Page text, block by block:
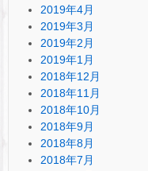
2019年4月
2019年3月
2019年2月
2019年1月
2018年12月
2018年11月
2018年10月
2018年9月
2018年8月
2018年7月